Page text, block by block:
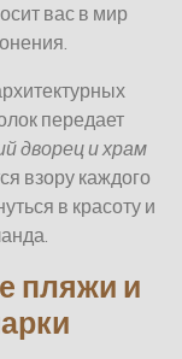
вас в мир
передает
дворец и храм
взору каждого
в красоту и
пляжи и